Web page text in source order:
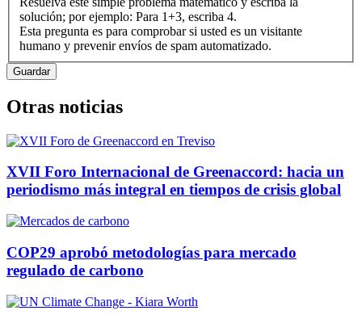
solución; por ejemplo: Para 1+3, escriba 4.
Esta pregunta es para comprobar si usted es un visitante
humano y prevenir envíos de spam automatizado.
Otras noticias
XVII Foro Internacional de Greenaccord: hacia un
periodismo más integral en tiempos de crisis global
COP29 aprobó metodologías para mercado
regulado de carbono